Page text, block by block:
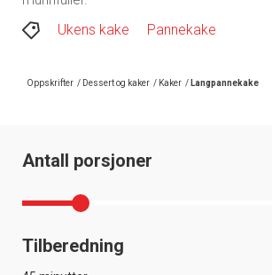
Ukens kake
Pannekake
Oppskrifter / Dessert og kaker / Kaker / Langpannekake
Antall porsjoner
Tilberedning